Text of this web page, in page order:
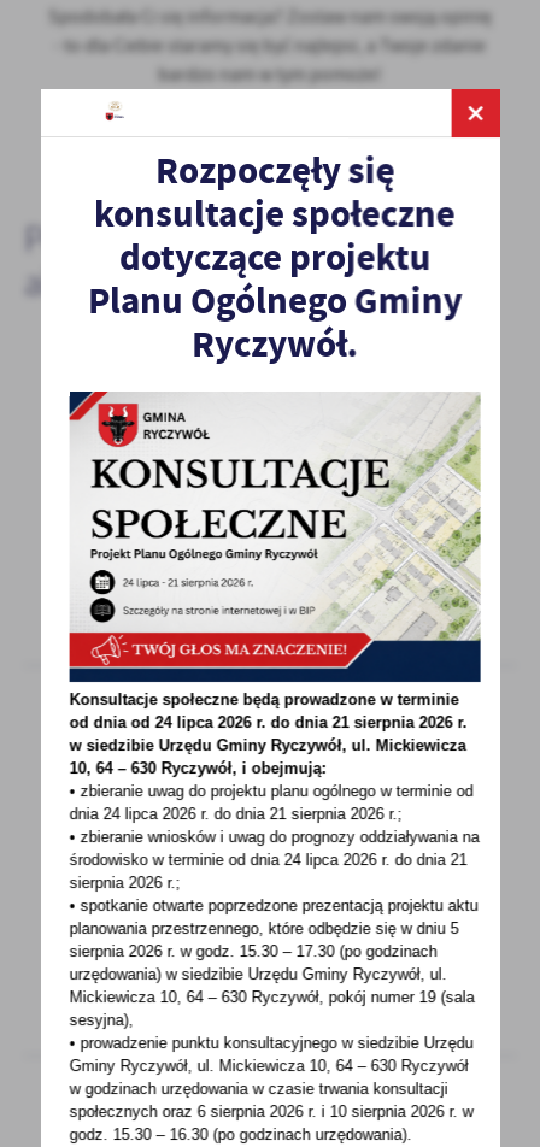
Spodobała Ci się informacja? Zostaw nam swoją opinię
- to dla Ciebie staramy się być najlepsi, a Twoje zdanie
bardzo nam w tym pomoże!
Pozostałe
aktualności
28 - 02 - 2022
OTWARCIE BIUR W URZĘDZIE GMINY
Szanowni Mieszkańcy, Informujemy, że od dnia
1 marca 2022 roku (wtorek) Urząd Gminy
w Ryczywole...
27 - 02 - 2022
DZIAŁANIA W SPRAWIE KOORDYNACJI
POMOCY HUMANITARNEJ DLA UKRAINY
Dnia 27.02.2022 r. w godzinach południowych
w Starostwie Powiatowym w Obornikach
odbyło się spotkanie...
Rozpoczęły się
konsultacje społeczne
dotyczące projektu
Planu Ogólnego Gminy
Ryczywół.
Konsultacje społeczne będą prowadzone w terminie
od dnia od 24 lipca 2026 r. do dnia 21 sierpnia 2026 r.
w siedzibie Urzędu Gminy Ryczywół, ul. Mickiewicza
10, 64 – 630 Ryczywół, i obejmują:
• zbieranie uwag do projektu planu ogólnego w terminie od
dnia 24 lipca 2026 r. do dnia 21 sierpnia 2026 r.;
• zbieranie wniosków i uwag do prognozy oddziaływania na
środowisko w terminie od dnia 24 lipca 2026 r. do dnia 21
sierpnia 2026 r.;
• spotkanie otwarte poprzedzone prezentacją projektu aktu
planowania przestrzennego, które odbędzie się w dniu 5
sierpnia 2026 r.w godz. 15.30 – 17.30 (po godzinach
urzędowania) w siedzibie Urzędu Gminy Ryczywół, ul.
Mickiewicza 10, 64 – 630 Ryczywół, pokójnumer 19 (sala
sesyjna),
• prowadzenie punktu konsultacyjnego w siedzibie Urzędu
Gminy Ryczywół, ul. Mickiewicza 10, 64 – 630 Ryczywół
w godzinachurzędowania w czasie trwania konsultacji
społecznych oraz 6 sierpnia 2026 r. i 10 sierpnia 2026 r. w
godz. 15.30 – 16.30 (po godzinachurzędowania).